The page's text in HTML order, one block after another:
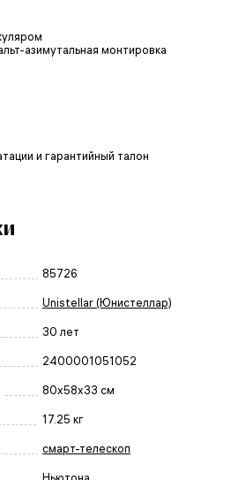
азимутальная монтировка
и гарантийный талон
85726
Unistellar (Юнистеллар)
30 лет
2400001051052
80x58x33 см
17.25 кг
смарт-телескоп